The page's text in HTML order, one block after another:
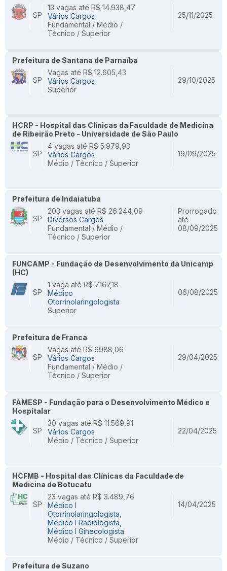
SP
13 vagas até R$ 14.938,47
Vários Cargos
Fundamental / Médio /
Técnico / Superior
25/11/2025
Prefeitura de Santana de Parnaíba
SP
Vagas até R$ 12.605,43
Vários Cargos
Superior
29/10/2025
HCRP - Hospital das Clínicas da Faculdade de Medicina
de Ribeirão Preto - Universidade de São Paulo
SP
4 vagas até R$ 5.979,93
Vários Cargos
Médio / Técnico / Superior
19/09/2025
Prefeitura de Indaiatuba
SP
203 vagas até R$ 26.244,09
Diversos Cargos
Fundamental / Médio /
Técnico / Superior
Prorrogado
até
08/09/2025
FUNCAMP - Fundação de Desenvolvimento da Unicamp
(HC)
SP
1 vaga até R$ 7167,18
Médico
Otorrinolaringologista
Superior
06/08/2025
Prefeitura de Franca
SP
Vagas até R$ 6988,06
Vários Cargos
Fundamental / Médio /
Técnico / Superior
29/04/2025
FAMESP - Fundação para o Desenvolvimento Médico e
Hospitalar
SP
30 vagas até R$ 11.569,91
Vários Cargos
Médio / Técnico / Superior
22/04/2025
HCFMB - Hospital das Clínicas da Faculdade de
Medicina de Botucatu
SP
23 vagas até R$ 3.489,76
Médico I
Otorrinolaringologista,
Médico I Radiologista,
Médico I Ginecologista
Médio / Técnico / Superior
14/04/2025
Prefeitura de Suzano